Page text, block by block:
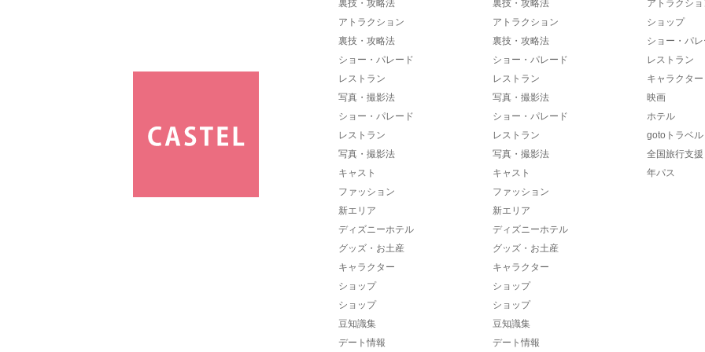
裏技・攻略法
アトラクション
裏技・攻略法
ショー・パレード
レストラン
写真・撮影法
ショー・パレード
レストラン
写真・撮影法
キャスト
ファッション
新エリア
ディズニーホテル
グッズ・お土産
キャラクター
ショップ
ショップ
豆知識集
デート情報
裏技・攻略法
アトラクション
裏技・攻略法
ショー・パレード
レストラン
写真・撮影法
ショー・パレード
レストラン
写真・撮影法
キャスト
ファッション
新エリア
ディズニーホテル
グッズ・お土産
キャラクター
ショップ
ショップ
豆知識集
デート情報
アトラクシ
ショップ
ショー・パ
レストラン
キャラクター
映画
ホテル
gotoトラベル
全国旅行支援
年パス